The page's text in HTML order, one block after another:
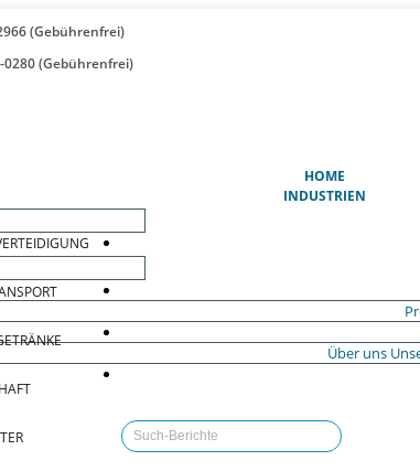
(Gebührenfrei)
0280 (Gebührenfrei)
HOME
INDUSTRIEN
Über uns